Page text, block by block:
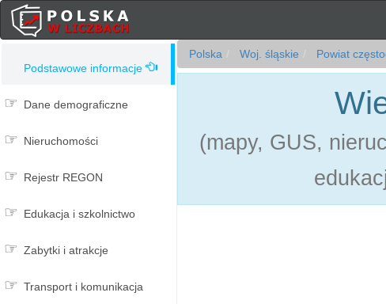
Podstawowe informacje
Dane demograficzne
Nieruchomości
Rejestr REGON
Edukacja i szkolnictwo
Zabytki i atrakcje
Transport i komunikacja
Polska Woj. śląskie Powiat
(mapy, GUS,